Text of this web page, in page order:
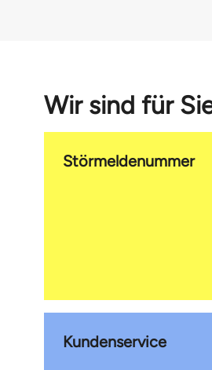
Wir sind für
Störmeldenummer
Kundenservice